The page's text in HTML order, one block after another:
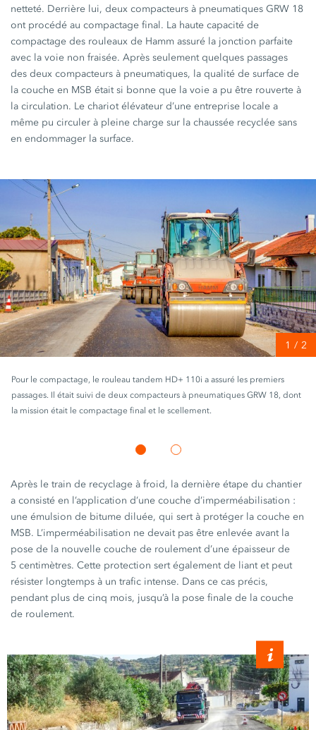
netteté. Derrière lui, deux compacteurs à pneumatiquesGRW 18
ont procédé au compactage final. La haute capacité de
compactage des rouleaux de Hamm assuré la jonction parfaite
avec la voie non fraisée. Après seulement quelques passages
des deux compacteurs à pneumatiques, la qualité de surface de
la couche en MSB était si bonne que la voie a pu être rouverte à
la circulation. Le chariot élévateur d’une entreprise locale a
même pu circuler à pleine charge sur la chaussée recyclée sans
en endommager la surface.
Pour le compactage, le rouleau tandem HD+ 110i a assuré les premiers
passages. Il était suivi de deux compacteurs à pneumatiques GRW 18, dont
la mission était le compactage final et le scellement.
1 / 2
Après le train de recyclage à froid, la dernière étape du chantier
a consisté en l’application d’une couched’imperméabilisation :
une émulsion de bitume diluée, qui sert à protéger la couche en
MSB. L’imperméabilisation ne devait pas être enlevée avant la
pose de la nouvelle couche de roulement d’une épaisseur de
5 centimètres. Cette protection sert également de liant et peut
résister longtemps à un trafic intense. Dans ce cas précis,
pendant plus de cinq mois, jusqu’à la pose finale de la couche
de roulement.